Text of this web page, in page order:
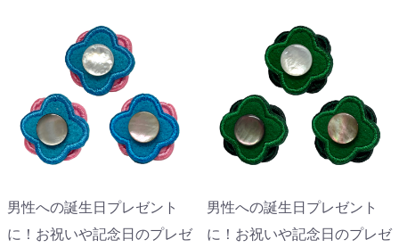
男性への誕生日プレゼント
に！お祝いや記念日のプレゼ
男性への誕生日プレゼント
に！お祝いや記念日のプレゼ